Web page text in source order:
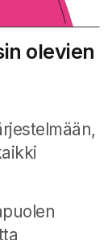
olevien